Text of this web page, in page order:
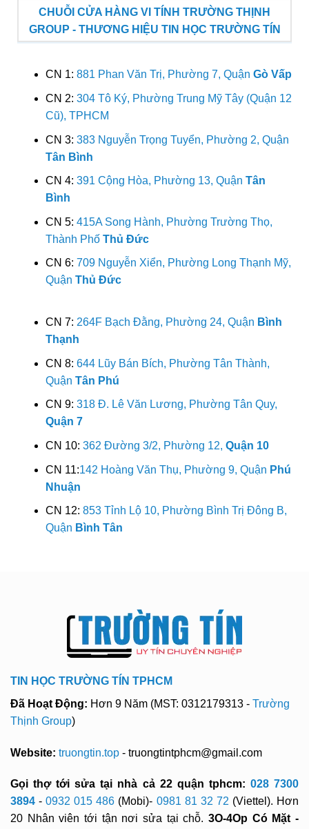
CHUỖI CỬA HÀNG VI TÍNH TRƯỜNG THỊNH
GROUP - THƯƠNG HIỆU TIN HỌC TRƯỜNG TÍN
CN 1: 881 Phan Văn Trị, Phường 7, Quận Gò Vấp
CN 2: 304 Tô Ký, Phường Trung Mỹ Tây (Quận 12
Cũ), TPHCM
CN 3: 383 Nguyễn Trọng Tuyển, Phường 2, Quận
Tân Bình
CN 4: 391 Cộng Hòa, Phường 13, Quận Tân
Bình
CN 5: 415A Song Hành, Phường Trường Thọ,
Thành Phố Thủ Đức
CN 6: 709 Nguyễn Xiển, Phường Long Thạnh Mỹ,
Quận Thủ Đức
CN 7: 264F Bạch Đằng, Phường 24, Quận Bình
Thạnh
CN 8: 644 Lũy Bán Bích, Phường Tân Thành,
Quận Tân Phú
CN 9: 318 Đ. Lê Văn Lương, Phường Tân Quy,
Quận 7
CN 10: 362 Đường 3/2, Phường 12, Quận 10
CN 11:142 Hoàng Văn Thụ, Phường 9, Quận Phú
Nhuận
CN 12: 853 Tỉnh Lộ 10, Phường Bình Trị Đông B,
Quận Bình Tân
TIN HỌC TRƯỜNG TÍN TPHCM
Đã Hoạt Động: Hơn 9 Năm (MST: 0312179313 - Trường
Thịnh Group)
Website: truongtin.top - truongtintphcm@gmail.com
Gọi thợ tới sửa tại nhà cả 22 quận tphcm: 028 7300
3894-0932 015 486 (Mobi)- 0981 81 32 72 (Viettel). Hơn
20 Nhân viên tới tận nơi sửa tại chỗ. 3O-4Op Có Mặt -